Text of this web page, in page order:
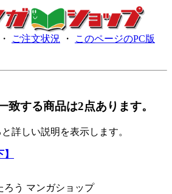
・ ご注文状況 ・ このページのPC版
致する商品は2点あります。
詳しい説明を表示します。
ろう マンガショップ